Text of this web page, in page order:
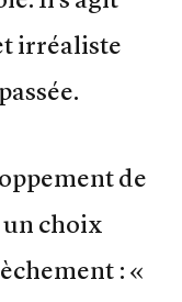
irréaliste
de
un choix
: «